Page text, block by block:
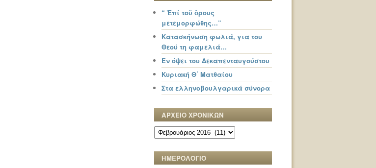
“ Ἐπί τοῦ ὄρους
μετεμορφώθης…”
Κατασκήνωση φωλιά, για του
Θεού τη φαμελιά…
Εν όψει του Δεκαπενταυγούστου
Κυριακή Θ΄ Ματθαίου
Στα ελληνοβουλγαρικά σύνορα
ΑΡΧΕΙΟ ΧΡΟΝΙΚΩΝ
ΑΡΧΕΙΟ
ΧΡΟΝΙΚΩΝ
ΗΜΕΡΟΛΟΓΙΟ